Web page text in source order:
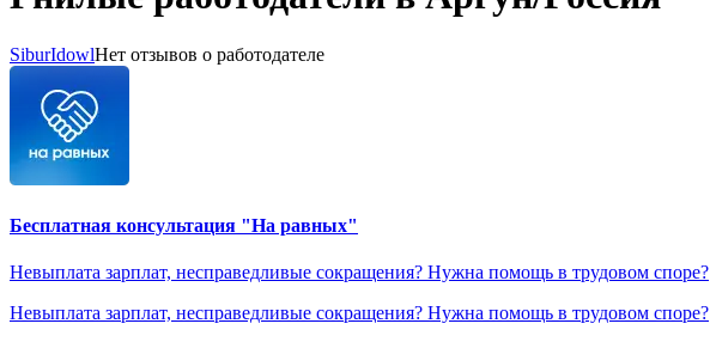
SiburIdowlНет отзывов о работодателе
Бесплатная консультация "На равных"
Невыплата зарплат, несправедливые сокращения? Нужна помощь в трудовом споре?
Невыплата зарплат, несправедливые сокращения? Нужна помощь в трудовом споре?